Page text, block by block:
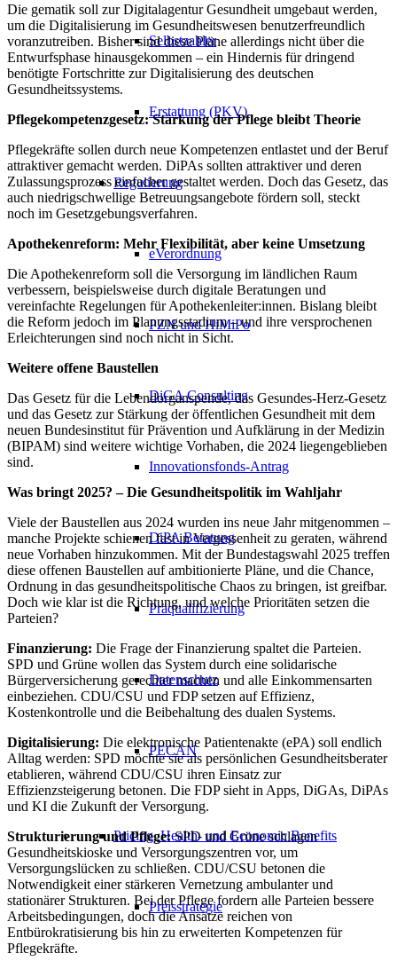
Selbstzahler
Erstattung (PKV)
Regulierung
eVerordnung
PZN​ und HiMiPo
DiGA Consulting
Innovationsfonds-Antrag
DiPA Beratung
Präqualifizierung
Datenschutz
PECAN
Pricing, Health- und Economic Benefits
Preisstrategie
Die gematik soll zur Digitalagentur Gesundheit umgebaut werden,
um die Digitalisierung im Gesundheitswesen benutzerfreundlich
voranzutreiben. Bisher sind diese Pläne allerdings nicht über die
Entwurfsphase hinausgekommen – ein Hindernis für dringend
benötigte Fortschritte zur Digitalisierung des deutschen
Gesundheitssystems.
Pflegekompetenzgesetz: Stärkung der Pflege bleibt Theorie
Pflegekräfte sollen durch neue Kompetenzen entlastet und der Beruf
attraktiver gemacht werden. DiPAs sollten attraktiver und deren
Zulassungsprozess einfacher gestaltet werden. Doch das Gesetz, das
auch niedrigschwellige Betreuungsangebote fördern soll, steckt
noch im Gesetzgebungsverfahren.
Apothekenreform: Mehr Flexibilität, aber keine Umsetzung
Die Apothekenreform soll die Versorgung im ländlichen Raum
verbessern, beispielsweise durch digitale Beratungen und
vereinfachte Regelungen für Apothekenleiter:innen. Bislang bleibt
die Reform jedoch im Planungsstadium – und ihre versprochenen
Erleichterungen sind noch nicht in Sicht.
Weitere offene Baustellen
Das Gesetz für die Lebendorganspende, das Gesundes-Herz-Gesetz
und das Gesetz zur Stärkung der öffentlichen Gesundheit mit dem
neuen Bundesinstitut für Prävention und Aufklärung in der Medizin
(BIPAM) sind weitere wichtige Vorhaben, die 2024 liegengeblieben
sind.
Was bringt 2025? – Die Gesundheitspolitik im Wahljahr
Viele der Baustellen aus 2024 wurden ins neue Jahr mitgenommen –
manche Projekte schienen fast in Vergessenheit zu geraten, während
neue Vorhaben hinzukommen. Mit der Bundestagswahl 2025 treffen
diese offenen Baustellen auf ambitionierte Pläne, und die Chance,
Ordnung in das gesundheitspolitische Chaos zu bringen, ist greifbar.
Doch wie klar ist die Richtung, und welche Prioritäten setzen die
Parteien?
Finanzierung: Die Frage der Finanzierung spaltet die Parteien.
SPD und Grüne wollen das System durch eine solidarische
Bürgerversicherung gerechter machen und alle Einkommensarten
einbeziehen. CDU/CSU und FDP setzen auf Effizienz,
Kostenkontrolle und die Beibehaltung des dualen Systems.
Digitalisierung: Die elektronische Patientenakte (ePA) soll endlich
Alltag werden: SPD möchte sie als persönlichen Gesundheitsberater
etablieren, während CDU/CSU ihren Einsatz zur
Effizienzsteigerung betonen. Die FDP sieht in Apps, DiGAs, DiPAs
und KI die Zukunft der Versorgung.
Strukturierung und Pflege:SPD und Grüne schlagen
Gesundheitskioske und Versorgungszentren vor, um
Versorgungslücken zu schließen. CDU/CSU betonen die
Notwendigkeit einer stärkeren Vernetzung ambulanter und
stationärer Strukturen. Bei der Pflege fordern alle Parteien bessere
Arbeitsbedingungen, doch die Ansätze reichen von
Entbürokratisierung bis hin zu erweiterten Kompetenzen für
Pflegekräfte.